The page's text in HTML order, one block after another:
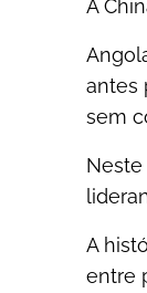
A
antes
sem
A
entre